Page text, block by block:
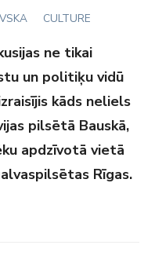
CULTURE
ne tikai
un politiķu vidū
kāds neliels
pilsētā Bauskā,
apdzīvotā vietā
Rīgas.